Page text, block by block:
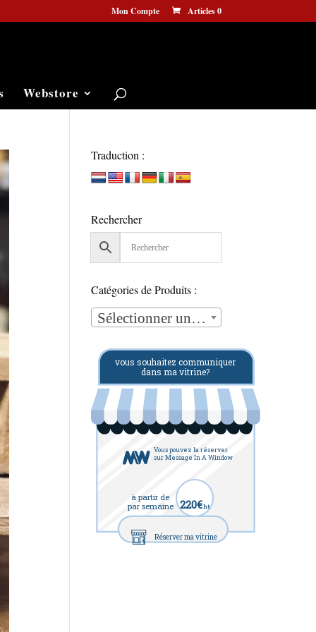
Mon Compte Articles 0
Webstore
Traduction :
Rechercher
Catégories de Produits :
Sélectionner une catégorie
vous souhaitez communiquer
dans ma vitrine?
Vous pouvez la réserver
sur Message In A Window
à partir de
par semaine 220€ht
Réserver ma vitrine